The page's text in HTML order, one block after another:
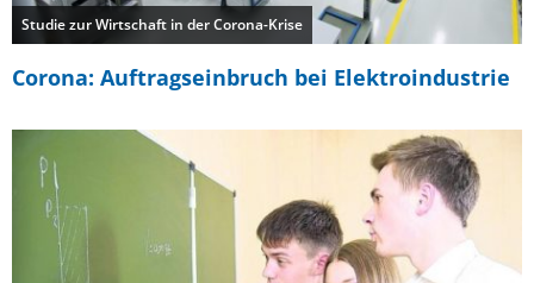
Studie zur Wirtschaft in der Corona-Krise
Corona: Auftragseinbruch bei Elektroindustrie